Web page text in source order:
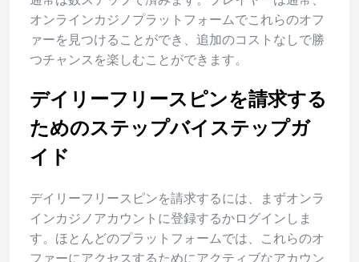
オンラインカジノプラットフォームでこれらのオフ
ァーを見つけることができ、追加のコストなしで勝
つチャンスを楽しむことができます。
デイリーフリースピンを請求する
ためのステップバイステップガ
イド
デイリーフリースピンを請求するには、まずオンラ
インカジノアカウントに登録するかログインしま
す。ほとんどのプラットフォームでは、これらのオ
ファーにアクセスするためにアクティブなアカウン